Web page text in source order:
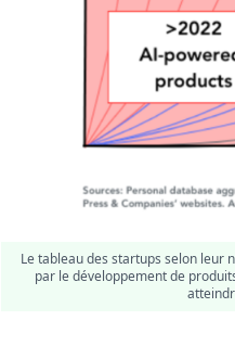
Le tableau des startups selon leur
par le développement de